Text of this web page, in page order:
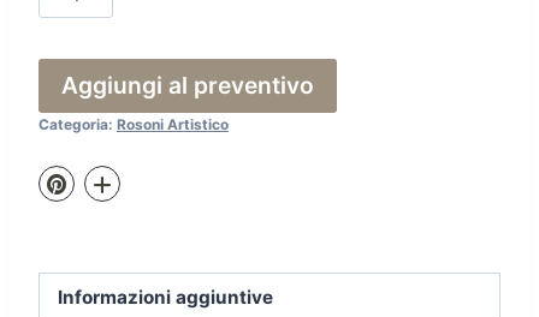
California
Aggiungi al preventivo
Categoria: Rosoni Artistico
Informazioni aggiuntive